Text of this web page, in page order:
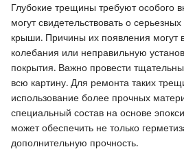
Глубокие трещины требуют особого
могут свидетельствовать о
крыши. Причины их появления могут
колебания или неправильную
покрытия. Важно провести
всю картину. Для ремонта таких
использование более прочных
специальный состав на основе
может обеспечить не только
дополнительную прочность.